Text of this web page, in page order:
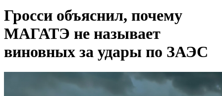
Гросси объяснил, почему
МАГАТЭ не называет
виновных за удары по ЗАЭС